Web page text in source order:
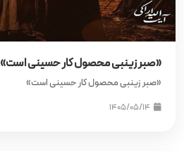
«صبر زینبی محصول کار حسینی است»
«صبر زینبی محصول کار حسینی است»
۱۴۰۵/۰۵/۱۴